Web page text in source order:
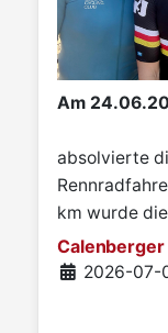
Am
absolvierte
km wurde
Details
2026-07-